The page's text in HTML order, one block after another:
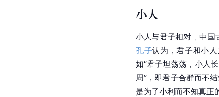
小人
小人与君子相对， 中国
孔子认为，君子和小
如“君子坦荡荡，小人
周”，即君子合群而不
是为了小利而不知真正